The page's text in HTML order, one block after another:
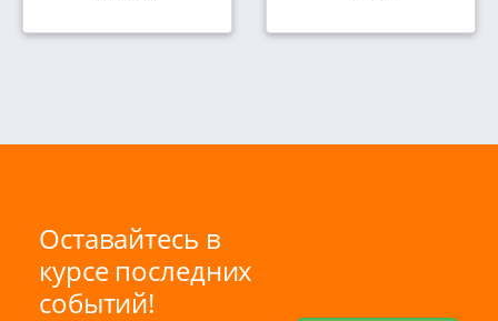
Оставайтесь в
курсе последних
событий!